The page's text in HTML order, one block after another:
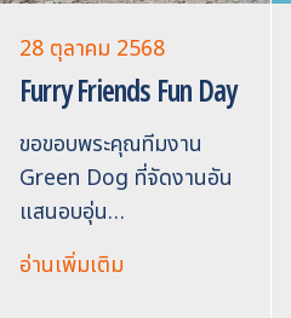
28 ตุลาคม 2568
Furry Friends Fun Day
ขอขอบพระคุณทีมงาน
Green Dog ที่จัดงานอัน
แสนอบอุ่น…
อ่านเพิ่มเติม